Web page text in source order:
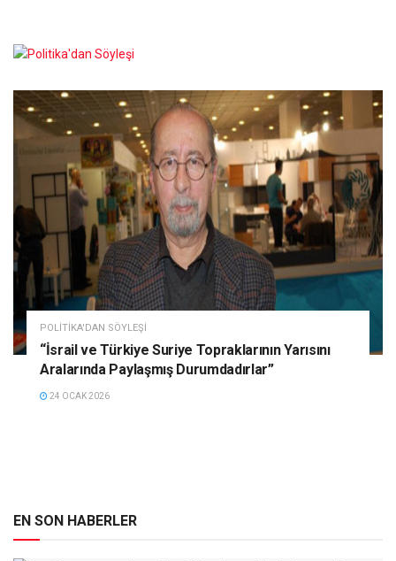
POLITIKA'DAN SÖYLEŞI
“İsrail ve Türkiye Suriye Topraklarının Yarısını
Aralarında Paylaşmış Durumdadırlar”
24 OCAK 2026
EN SON HABERLER